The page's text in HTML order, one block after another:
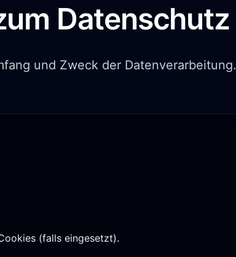
Datenschutz
und Zweck der Datenverarbeitung.
(falls eingesetzt).